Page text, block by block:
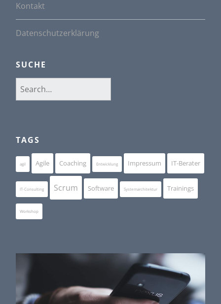
Kontakt
Datenschutzerklärung
SUCHE
Search
for:
TAGS
agil Agile Coaching Entwicklung Impressum IT-Berater
IT-Consulting Scrum Software Systemarchitektur Trainings
Workshop